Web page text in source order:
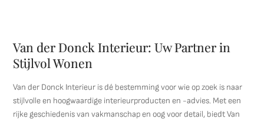
Van der Donck Interieur: Uw Partner in
Stijlvol Wonen
Van der Donck Interieur is dé bestemming voor wie op zoek is naar
stijlvolle en hoogwaardige interieurproducten en -advies. Met een
rijke geschiedenis van vakmanschap en oog voor detail, biedt Van